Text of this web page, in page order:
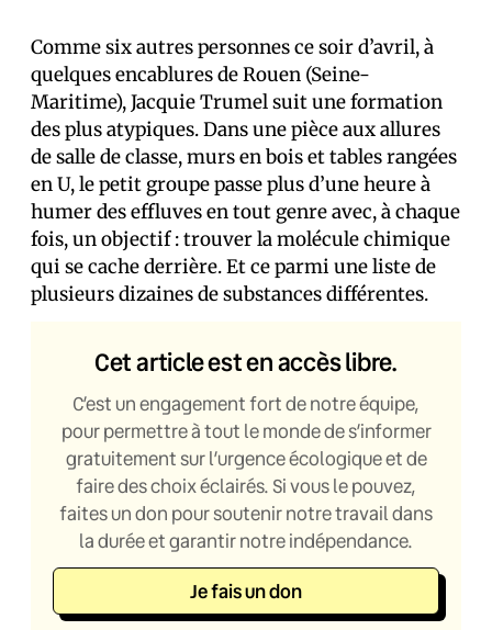
Comme six autres personnes ce soir d’avril, à
quelques encablures de Rouen (Seine-
Maritime), Jacquie Trumel suit une formation
des plus atypiques. Dans une pièce aux allures
de salle de classe, murs en bois et tables rangées
en U, le petit groupe passe plus d’une heure à
humer des effluves en tout genre avec, à chaque
fois, un objectif : trouver la molécule chimique
qui se cache derrière. Et ce parmi une liste de
plusieurs dizaines de substances différentes.
Cet article est en accès libre.
C’est un engagement fort de notre équipe,
pour permettre à tout le monde de s’informer
gratuitement sur l’urgence écologique et de
faire des choix éclairés. Si vous le pouvez,
faites un don pour soutenir notre travail dans
la durée et garantir notre indépendance.
Je fais un don